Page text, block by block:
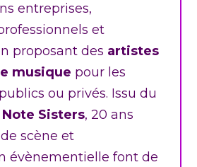
entreprises,
et
proposant des artistes
musique pour les
ou privés. Issu du
Sisters, 20 ans
scène et
évènementielle font de